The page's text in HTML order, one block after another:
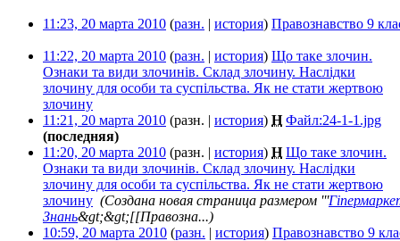
11:23, 20 марта 2010 (разн. | история) Правознавство 9
11:22, 20 марта 2010 (разн. | история) Що таке злочин.
Ознаки та види злочинів. Склад злочину. Наслідки
злочину для особи та суспільства. Як не стати жертвою
злочину
11:21, 20 марта 2010 (разн. | история) Н Файл:24-1-1.jpg
(последняя)
11:20, 20 марта 2010 (разн. | история) Н Що таке злочин.
Ознаки та види злочинів. Склад злочину. Наслідки
злочину для особи та суспільства. Як не стати жертвою
злочину (Создана новая страница размером '''
Знань&gt;&gt;[[Правозна...)
10:59, 20 марта 2010 (разн. | история) Правознавство 9